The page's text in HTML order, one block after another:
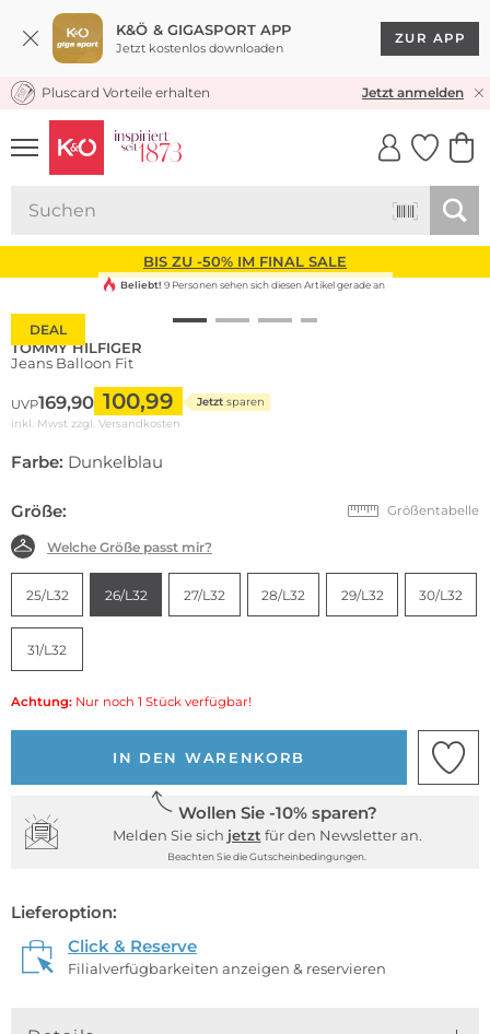
K&Ö & GIGASPORT APP
Jetzt kostenlos downloaden
ZUR APP
KOSTENLOSER VERSAND* & RÜCKVERSAND
Pluscard Vorteile erhalten Jetzt anmelden
UNSERE APP
CLICK &
BIS ZU -50% IM FINAL SALE
DEAL
Beliebt! 9 Personen sehen sich diesen Artikel gerade an
TOMMY HILFIGER
Jeans Balloon Fit
UVP169,90 100,99 Jetzt sparen
inkl. Mwst zzgl. Versandkosten
Farbe: Dunkelblau
Größe: Größentabelle
Welche Größe passt mir?
25/L32 26/L32 27/L32 28/L32 29/L32 30/L32
31/L32
Achtung: Nur noch 1 Stück verfügbar!
IN DEN WARENKORB
Wollen Sie -10% sparen?
Melden Sie sich jetzt für den Newsletter an.
Beachten Sie die Gutscheinbedingungen.
Lieferoption:
Click & Reserve
Filialverfügbarkeiten anzeigen & reservieren